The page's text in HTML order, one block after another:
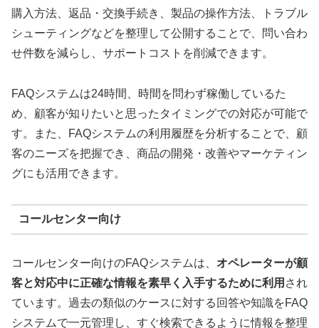
購入方法、返品・交換手続き、製品の操作方法、トラブル
シューティングなどを整理して公開することで、問い合わ
せ件数を減らし、サポートコストを削減できます。
FAQシステムは24時間、時間を問わず稼働しているた
め、顧客が知りたいと思ったタイミングでの対応が可能で
す。また、FAQシステムの利用履歴を分析することで、顧
客のニーズを把握でき、商品の開発・改善やマーケティン
グにも活用できます。
コールセンター向け
コールセンター向けのFAQシステムは、 オペレーターが顧
客と対応中に正確な情報を素早く入手するために利用 され
ています。過去の類似のケースに対する回答や知識をFAQ
システムで一元管理し、すぐ検索できるように情報を整理